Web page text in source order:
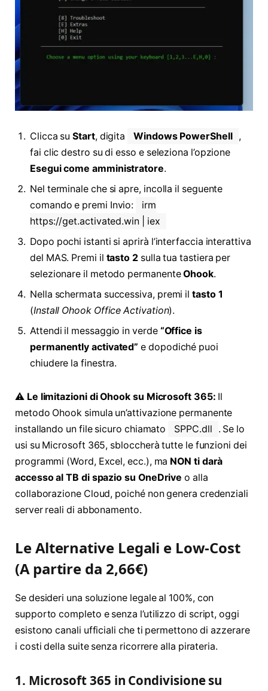
Clicca suStart, digita Windows PowerShell ,
fai clic destro su di esso e seleziona l’opzione
Esegui come amministratore.
Nel terminale che si apre, incolla il seguente
comando e premi Invio:
irm
https://get.activated.win | iex
Dopo pochi istanti si aprirà l’interfaccia interattiva
del MAS. Premi il tasto 2 sulla tua tastiera per
selezionare il metodo permanenteOhook.
Nella schermata successiva, premi iltasto 1
(Install Ohook Office Activation).
Attendi il messaggio in verde “Office is
permanently activated” e dopodiché puoi
chiudere la finestra.
⚠️ Le limitazioni di Ohook su Microsoft 365: Il
metodo Ohook simula un’attivazione permanente
installando un file sicuro chiamato
SPPC.dll
. Se lo
usi su Microsoft 365, sbloccherà tutte le funzioni dei
programmi (Word, Excel, ecc.), ma NON ti darà
accesso al TB di spazio su OneDrive o alla
collaborazione Cloud, poiché non genera credenziali
server reali di abbonamento.
Le Alternative Legali e Low-Cost
(A partire da 2,66€)
Se desideri una soluzione legale al 100%, con
supporto completo e senza l’utilizzo di script, oggi
esistono canali ufficiali che ti permettono di azzerare
i costi della suite senza ricorrere alla pirateria.
1. Microsoft 365 in Condivisione su